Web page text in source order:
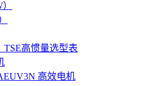
高惯量选型表
高效电机